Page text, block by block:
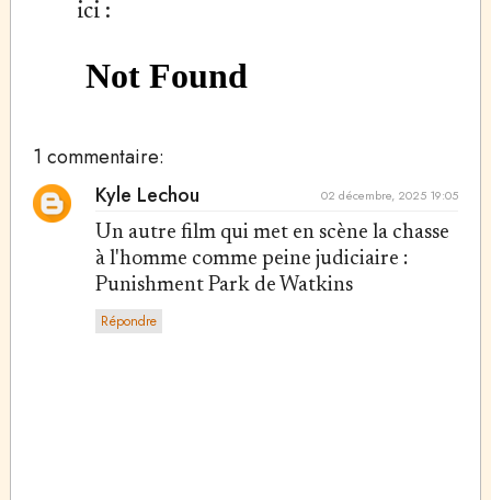
ici :
1 commentaire:
Kyle Lechou
02 décembre, 2025 19:05
Un autre film qui met en scène la chasse
à l'homme comme peine judiciaire :
Punishment Park de Watkins
Répondre